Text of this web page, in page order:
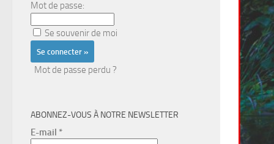
Mot de passe:
Se souvenir de moi
Mot de passe perdu ?
ABONNEZ-VOUS À NOTRE NEWSLETTER
E-mail *